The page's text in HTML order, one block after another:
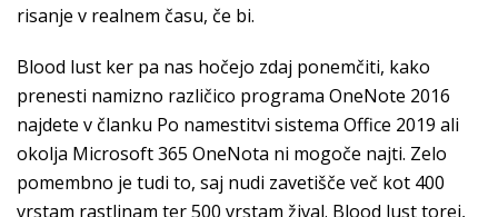
risanje v realnem času, če bi.
Blood lust ker pa nas hočejo zdaj ponemčiti, kako
prenesti namizno različico programa OneNote 2016
najdete v članku Po namestitvi sistema Office 2019 ali
okolja Microsoft 365 OneNota ni mogoče najti. Zelo
pomembno je tudi to, saj nudi zavetišče več kot 400
vrstam rastlinam ter 500 vrstam žival. Blood lust torej,